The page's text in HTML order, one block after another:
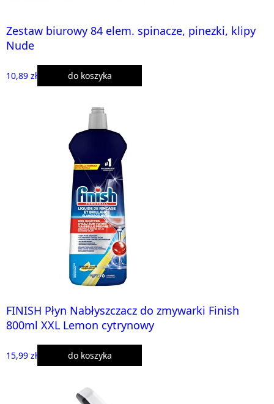
Zestaw biurowy 84 elem. spinacze, pinezki, klipy
Nude
10,89 zł do koszyka
FINISH Płyn Nabłyszczacz do zmywarki Finish
800ml XXL Lemon cytrynowy
15,99 zł do koszyka